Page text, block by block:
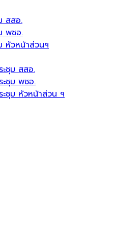
สสอ.
พชอ.
หัวหน้าส่วนฯ
ะชุม สสอ.
ะชุม พชอ.
ะชุม หัวหน้าส่วน ฯ